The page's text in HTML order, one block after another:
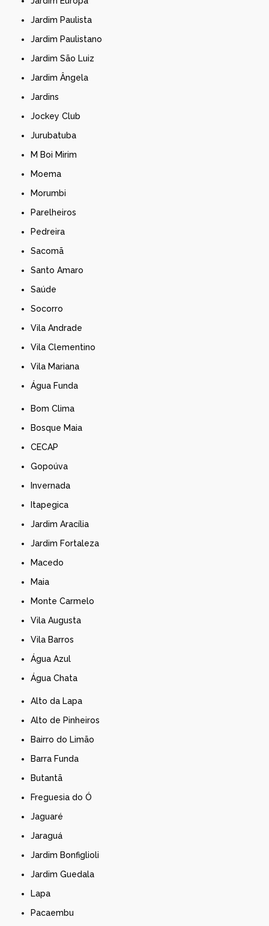
Jardim Paulista
Jardim Paulistano
Jardim São Luiz
Jardim Ângela
Jardins
Jockey Club
Jurubatuba
M Boi Mirim
Moema
Morumbi
Parelheiros
Pedreira
Sacomã
Santo Amaro
Saúde
Socorro
Vila Andrade
Vila Clementino
Vila Mariana
Água Funda
Bom Clima
Bosque Maia
CECAP
Gopoúva
Invernada
Itapegica
Jardim Aracília
Jardim Fortaleza
Macedo
Maia
Monte Carmelo
Vila Augusta
Vila Barros
Água Azul
Água Chata
Alto da Lapa
Alto de Pinheiros
Bairro do Limão
Barra Funda
Butantã
Freguesia do Ó
Jaguaré
Jaraguá
Jardim Bonfiglioli
Jardim Guedala
Lapa
Pacaembu